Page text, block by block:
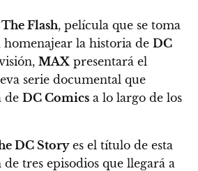
The Flash, película que se toma
la historia de DC
MAX presentará el
serie documental que
de DC Comics a lo largo de los
DC Storyes el título de esta
tres episodios que llegará a